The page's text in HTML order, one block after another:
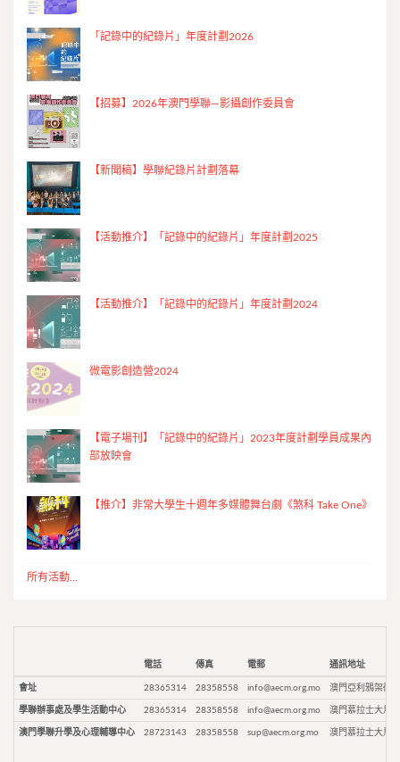
「記錄中的紀錄片」年度計劃2026
【招募】2026年澳門學聯—影攝創作委員會
【新聞稿】學聯紀錄片計劃落幕
【活動推介】「記錄中的紀錄片」年度計劃2025
【活動推介】「記錄中的紀錄片」年度計劃2024
微電影創造營2024
【電子場刊】「記錄中的紀錄片」2023年度計劃學員成果內
部放映會
【推介】非常大學生十週年多媒體舞台劇《煞科 Take One》
所有活動...
電話 傳真 電郵 通訊地址
會址 28365314 28358558 info@aecm.org.mo 澳門亞利鴉架街9
學聯辦事處及學生活動中心 28365314 28358558 info@aecm.org.mo 澳門慕拉士大馬
澳門學聯升學及心理輔導中心 28723143 28358558 sup@aecm.org.mo 澳門慕拉士大馬